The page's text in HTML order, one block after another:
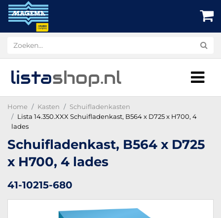
listashop.nl
Home Kasten
Schuifladenkasten
Lista 14.350.XXX Schuifladenkast, B564 x D725 x H700, 4
lades
Schuifladenkast, B564 x D725
x H700, 4 lades
41-10215-680